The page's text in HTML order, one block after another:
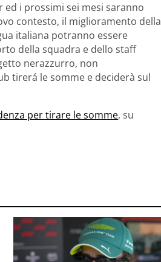
ed i prossimi sei mesi saranno
contesto, il miglioramento della
italiana potranno essere
della squadra e dello staff
nerazzurro, non
tirerá le somme e deciderà sul
per tirare le somme, su